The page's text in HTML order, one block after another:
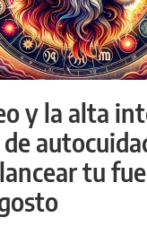
y la alta
tu